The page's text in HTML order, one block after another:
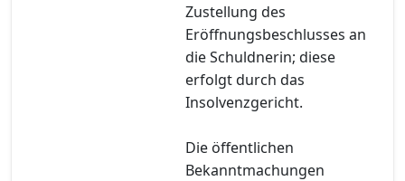
Zustellung des
Eröffnungsbeschlusses an
die Schuldnerin; diese
erfolgt durch das
Insolvenzgericht.
Die öffentlichen
Bekanntmachungen